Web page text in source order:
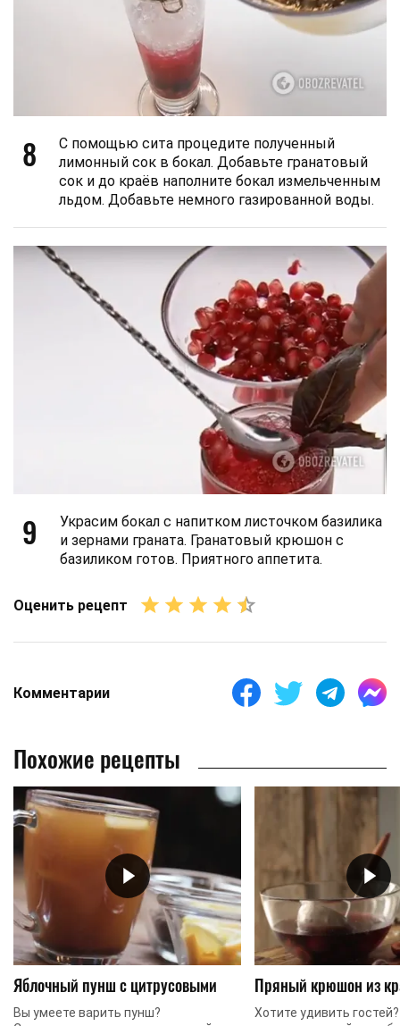
8
С помощью сита процедите полученный
лимонный сок в бокал. Добавьте гранатовый
сок и до краёв наполните бокал измельченным
льдом. Добавьте немного газированной воды.
9
Украсим бокал с напитком листочком базилика
и зернами граната. Гранатовый крюшон с
базиликом готов. Приятного аппетита.
Оценить рецепт
Комментарии
Похожие рецепты
Яблочный пунш с цитрусовыми
Вы умеете варить пунш?
Пряный крюшон из
Хотите удивить